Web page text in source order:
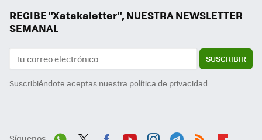
RECIBE "Xatakaletter", NUESTRA NEWSLETTER
SEMANAL
SUSCRIBIR
Suscribiéndote aceptas nuestra política de privacidad